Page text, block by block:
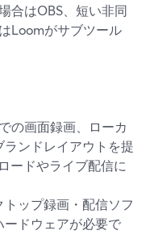
合はOBS、短い非同
Loomがサブツール
の画面録画、ローカ
ンドレイアウトを提
ードやライブ配信に
ップ録画・配信ソフ
ードウェアが必要で